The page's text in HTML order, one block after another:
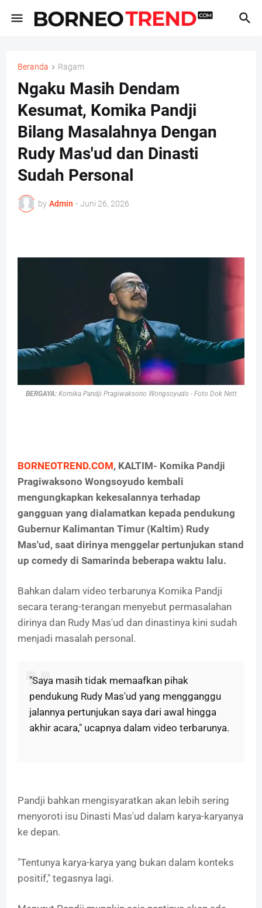
Beranda Ragam
Ngaku Masih Dendam
Kesumat, Komika Pandji
Bilang Masalahnya Dengan
Rudy Mas'ud dan Dinasti
Sudah Personal
by Admin - Juni 26, 2026
BERGAYA: Komika Pandji Pragiwaksono Wongsoyudo - Foto Dok Nett
BORNEOTREND.COM, KALTIM- Komika Pandji
Pragiwaksono Wongsoyudo kembali
mengungkapkan kekesalannya terhadap
gangguan yang dialamatkan kepada pendukung
Gubernur Kalimantan Timur (Kaltim) Rudy
Mas'ud, saat dirinya menggelar pertunjukan stand
up comedy di Samarinda beberapa waktu lalu.
Bahkan dalam video terbarunya Komika Pandji
secara terang-terangan menyebut permasalahan
dirinya dan Rudy Mas'ud dan dinastinya kini sudah
menjadi masalah personal.
"Saya masih tidak memaafkan pihak
pendukung Rudy Mas'ud yang mengganggu
jalannya pertunjukan saya dari awal hingga
akhir acara," ucapnya dalam video terbarunya.
Pandji bahkan mengisyaratkan akan lebih sering
menyoroti isu Dinasti Mas'ud dalam karya-karyanya
ke depan.
"Tentunya karya-karya yang bukan dalam konteks
positif," tegasnya lagi.